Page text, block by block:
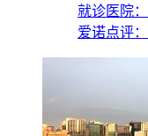
就诊医院
爱诺点评